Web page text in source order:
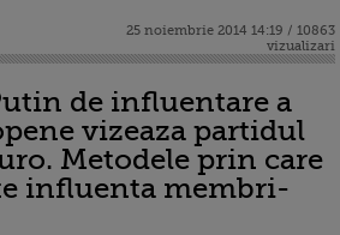
25 noiembrie 2014 14:19 / 10863
vizualizari
de influentare a
vizeaza partidul
Metodele prin care
influenta membri-